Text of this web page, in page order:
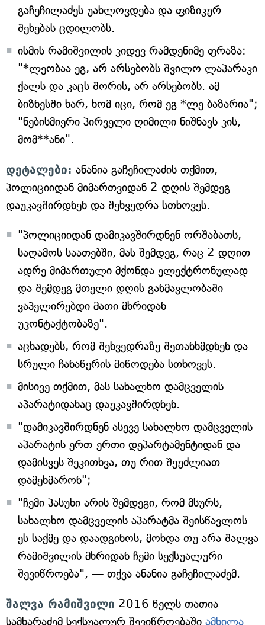
გაჩეჩილაძეს უახლოვდება და ფიზიკურ
შეხებას ცდილობს.
ისმის რამიშვილის კიდევ რამდენიმე ფრაზა:
"*ლეობაა ეგ, არ არსებობს შვილო ლაპარაკი
ქალს და კაცს შორის, არ არსებობს. ამ
ბიზნესში ხარ, ხომ იცი, რომ ეგ *ლე ბაზარია";
"ნებისმიერი პირველი ღიმილი ნიშნავს კის,
მომ**ანი".
დეტალები: ანანია გაჩეჩილაძის თქმით,
პოლიციიდან მიმართვიდან 2 დღის შემდეგ
დაუკავშირდნენ და შეხვედრა სთხოვეს.
"პოლიციიდან დამიკავშირდნენ ორშაბათს,
საღამოს საათებში, მას შემდეგ, რაც 2 დღით
ადრე მიმართული მქონდა ელექტრონულად
და შემდეგ მთელი დღის განმავლობაში
ვაპელირებდი მათი მხრიდან
უკონტაქტობაზე".
აცხადებს, რომ შეხვედრაზე შეთანხმდნენ და
სრული ჩანაწერის მიწოდება სთხოვეს.
მისივე თქმით, მას სახალხო დამცველის
აპარატიდანაც დაუკავშირდნენ.
"დამიკავშირდნენ ასევე სახალხო დამცველის
აპარატის ერთ-ერთი დეპარტამენტიდან და
დამისვეს შეკითხვა, თუ რით შეუძლიათ
დამეხმარონ";
"ჩემი პასუხი არის შემდეგი, რომ მსურს,
სახალხო დამცველის აპარატმა შეისწავლოს
ეს საქმე და დაადგინოს, მოხდა თუ არა შალვა
რამიშვილის მხრიდან ჩემი სექსუალური
შევიწროება", — თქვა ანანია გაჩეჩილაძემ.
შალვა რამიშვილი 2016 წელს თათია
სამხარაძემ სექსუალურ შევიწროებაში ამხილა